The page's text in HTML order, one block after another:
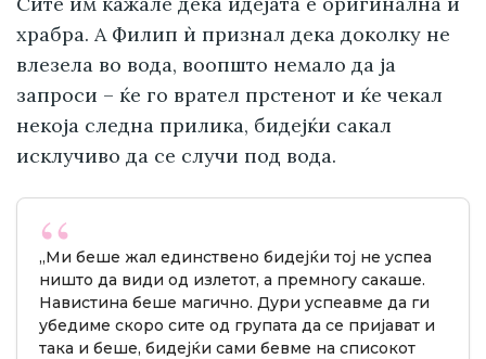
храбра. А Филип ѝ признал дека доколку не
влезела во вода, воопшто немало да ја
запроси – ќе го врател прстенот и ќе чекал
некоја следна прилика, бидејќи сакал
исклучиво да се случи под вода.
„Ми беше жал единствено бидејќи тој не успеа
ништо да види од излетот, а премногу сакаше.
Навистина беше магично. Дури успеавме да ги
убедиме скоро сите од групата да се пријават и
така и беше, бидејќи сами бевме на списокот